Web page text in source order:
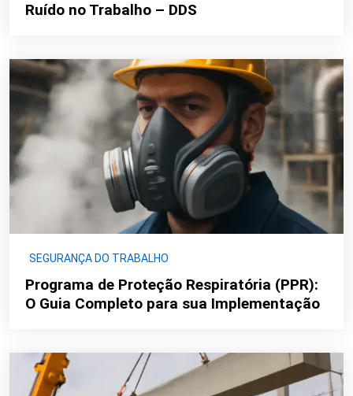
Ruído no Trabalho – DDS
SEGURANÇA DO TRABALHO
Programa de Proteção Respiratória (PPR):
O Guia Completo para sua Implementação